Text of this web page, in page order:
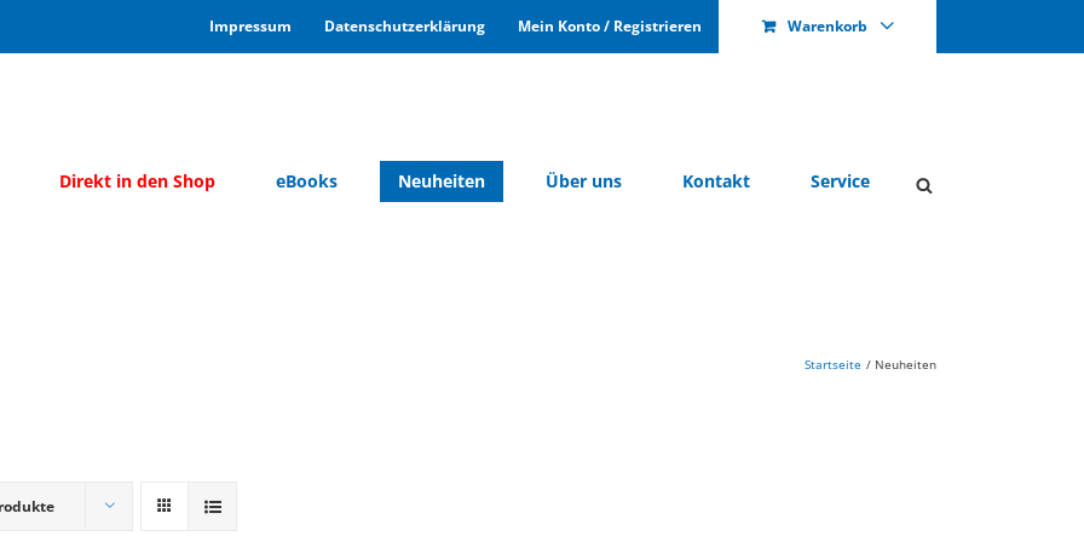
Im­pres­sum Da­ten­schutz­er­klä­rung Mein Kon­to / Re­gis­trie­ren Warenkorb
Di­rekt in den Shop eBooks Neu­hei­ten Über uns Kon­takt Ser­vice
Startseite Neuheiten